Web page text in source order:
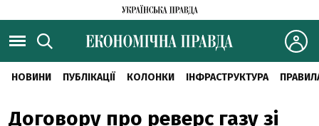
НОВИНИ ПУБЛІКАЦІЇ КОЛОНКИ ІНФРАСТРУКТУРА
Договору про реверс газу зі